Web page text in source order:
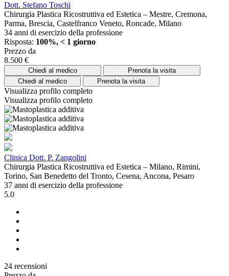
Dott. Stefano Toschi
Chirurgia Plastica Ricostruttiva ed Estetica – Mestre, Cremona,
Parma, Brescia, Castelfranco Veneto, Roncade, Milano
34 anni di esercizio della professione
Risposta: 100%, < 1 giorno
Prezzo da
8.500 €
Chiedi al medico
Prenota la visita
Chiedi al medico
Prenota la visita
Visualizza profilo completo
Visualizza profilo completo
Clinica Dott. P. Zangolini
Chirurgia Plastica Ricostruttiva ed Estetica – Milano, Rimini,
Torino, San Benedetto del Tronto, Cesena, Ancona, Pesaro
37 anni di esercizio della professione
5.0
24 recensioni